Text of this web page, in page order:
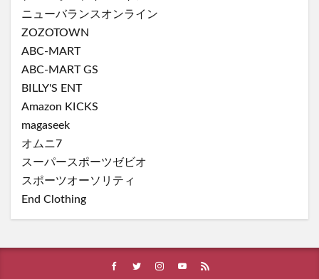
ニューバランスオンライン
ZOZOTOWN
ABC-MART
ABC-MART GS
BILLY'S ENT
Amazon KICKS
magaseek
オムニ7
スーパースポーツゼビオ
スポーツオーソリティ
End Clothing